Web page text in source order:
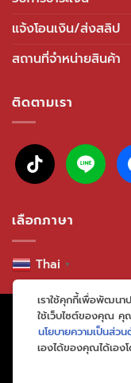
แจ้งโอนเงิน/ส่งสลิป
สถานที่จำหน่ายสินค้า
ติดตามเรา
tiktok line
เลือกภาษา
Thai ▼
เราใช้คุกกี้เพื่อพัฒนา
ใช้เว็บไซต์ของคุณ คุ
นโยบายความเป็นส่วน
เองได้ของคุณได้เอง